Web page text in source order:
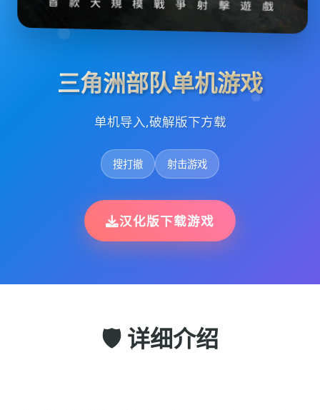
三角洲部队单机游戏
单机导入,破解版下方载
搜打撤 射击游戏
汉化版下载游戏
🛡️ 详细介绍